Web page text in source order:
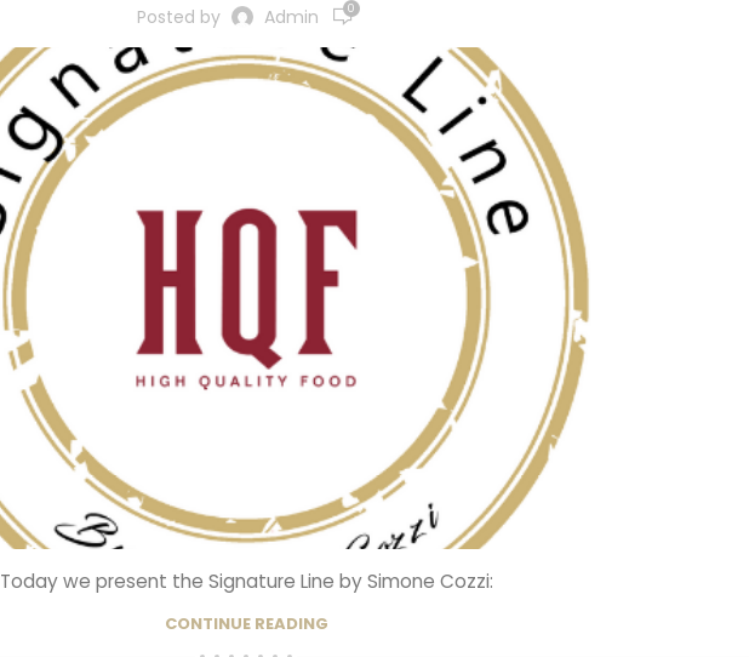
Posted by Admin 0
Today we present the Signature Line by Simone Cozzi:
CONTINUE READING